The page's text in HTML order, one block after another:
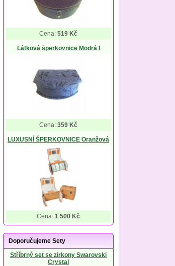
Cena: 519 Kč
Látková šperkovnice Modrá I
Cena: 359 Kč
LUXUSNÍ ŠPERKOVNICE Oranžová
Cena: 1 500 Kč
Doporučujeme Sety
Stříbrný set se zirkony Swarovski
Crystal